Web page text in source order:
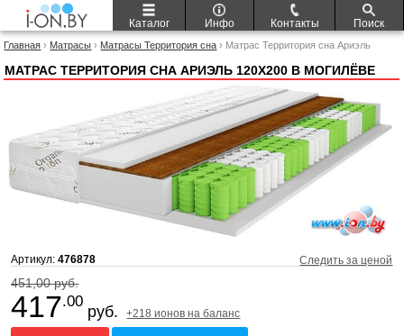
Каталог Инфо Контакты Поиск
Главная › Матрасы › Матрасы Территория сна › Матрас Территория сна Ариэль
МАТРАС ТЕРРИТОРИЯ СНА АРИЭЛЬ 120X200 В МОГИЛЁВЕ
Артикул:476878 Следить за ценой
451,00 руб.
417.00
руб. +218 ионов на баланс